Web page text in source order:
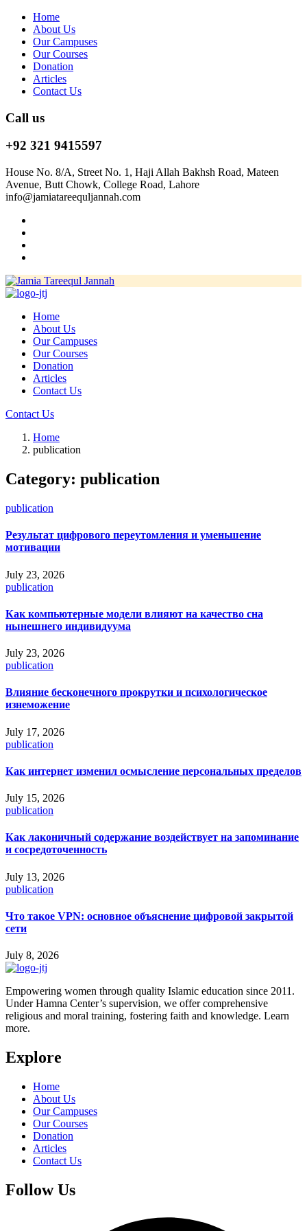
Home
About Us
Our Campuses
Our Courses
Donation
Articles
Contact Us
Call us
+92 321 9415597
House No. 8/A, Street No. 1, Haji Allah Bakhsh Road, Mateen
Avenue, Butt Chowk, College Road, Lahore
info@jamiatareequljannah.com
Home
About Us
Our Campuses
Our Courses
Donation
Articles
Contact Us
Contact Us
Home
publication
Category: publication
publication
Результат цифрового переутомления и уменьшение
мотивации
July 23, 2026
publication
Как компьютерные модели влияют на качество сна
нынешнего индивидуума
July 23, 2026
publication
Влияние бесконечного прокрутки и психологическое
изнеможение
July 17, 2026
publication
Как интернет изменил осмысление персональных пределов
July 15, 2026
publication
Как лаконичный содержание воздействует на запоминание
и сосредоточенность
July 13, 2026
publication
Что такое VPN: основное объяснение цифровой закрытой
сети
July 8, 2026
Empowering women through quality Islamic education since 2011.
Under Hamna Center’s supervision, we offer comprehensive
religious and moral training, fostering faith and knowledge. Learn
more.
Explore
Home
About Us
Our Campuses
Our Courses
Donation
Articles
Contact Us
Follow Us